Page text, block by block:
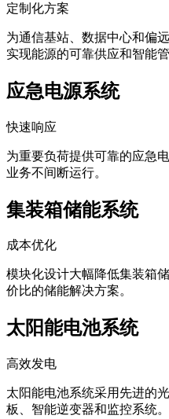
定制化方案
为通信基站、数据中心和偏
实现能源的可靠供应和智能管
应急电源系统
快速响应
为重要负荷提供可靠的应急
业务不间断运行。
集装箱储能系统
成本优化
模块化设计大幅降低集装箱
价比的储能解决方案。
太阳能电池系统
高效发电
太阳能电池系统采用先进的
板、智能逆变器和监控系统